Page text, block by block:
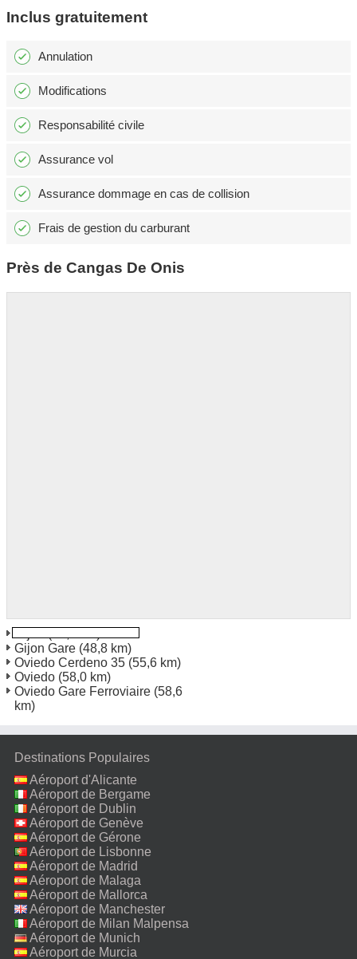
Inclus gratuitement
Annulation
Modifications
Responsabilité civile
Assurance vol
Assurance dommage en cas de collision
Frais de gestion du carburant
Près de Cangas De Onis
Gijon Gare (48,8 km)
Oviedo Cerdeno 35 (55,6 km)
Oviedo (58,0 km)
Oviedo Gare Ferroviaire (58,6
km)
Destinations Populaires
Aéroport d'Alicante
Aéroport de Bergame
Aéroport de Dublin
Aéroport de Genève
Aéroport de Gérone
Aéroport de Lisbonne
Aéroport de Madrid
Aéroport de Malaga
Aéroport de Mallorca
Aéroport de Manchester
Aéroport de Milan Malpensa
Aéroport de Munich
Aéroport de Murcia